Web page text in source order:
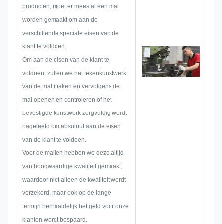
metalen label of label, zullen we
van tevoren alle mogelijke
producten, moet er meestal een mal
worden gemaakt om aan de
verschillende speciale eisen van de
klant te voldoen.
Om aan de eisen van de klant te
voldoen, zullen we het tekenkunstwerk
van de mal maken en vervolgens de
mal openen en controleren of het
bevestigde kunstwerk zorgvuldig wordt
nageleefd om absoluut aan de eisen
van de klant te voldoen.
Voor de mallen hebben we deze altijd
van hoogwaardige kwaliteit gemaakt,
waardoor niet alleen de kwaliteit wordt
verzekerd, maar ook op de lange
termijn herhaaldelijk het geld voor onze
klanten wordt bespaard.